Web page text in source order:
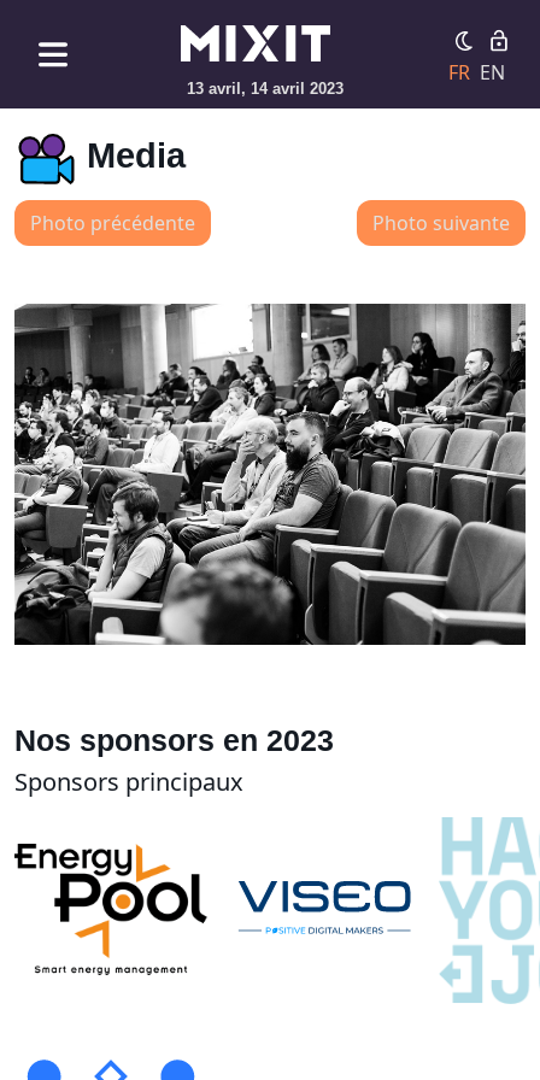
13 avril, 14 avril 2023
FR EN
Media
Photo précédente Photo suivante
Nos sponsors en 2023
Sponsors principaux